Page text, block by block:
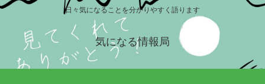
日々気になることを分かりやすく語ります
気になる情報局